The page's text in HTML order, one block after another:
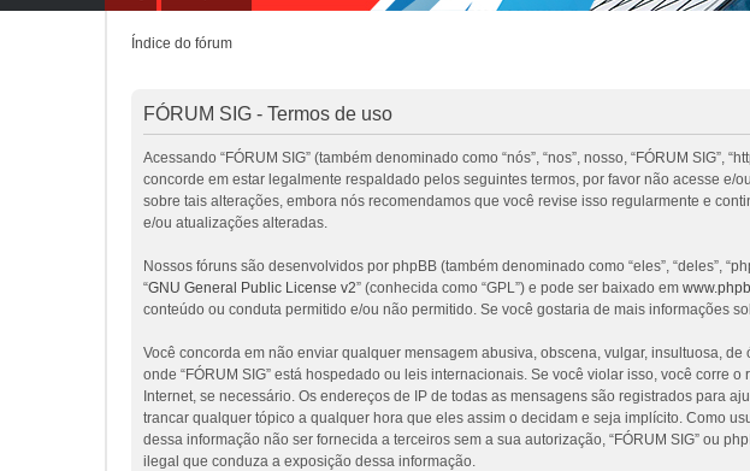
Índice do fórum
FÓRUM SIG - Termos de uso
Acessando “FÓRUM SIG” (também denominado como “nós”, “nos”, nosso, “FÓRUM
concorde em estar legalmente respaldado pelos seguintes termos, por favor não acesse e/
sobre tais alterações, embora nós recomendamos que você revise isso regularmente e
e/ou atualizações alteradas.
Nossos fóruns são desenvolvidos por phpBB (também denominado como “eles”, “deles”,
“GNU General Public License v2” (conhecida como “GPL”) e pode ser baixado em
conteúdo ou conduta permitido e/ou não permitido. Se você gostaria de mais informações
Você concorda em não enviar qualquer mensagem abusiva, obscena, vulgar, insultuosa,
onde “FÓRUM SIG” está hospedado ou leis internacionais. Se você violar isso, você
Internet, se necessário. Os endereços de IP de todas as mensagens são registrados para
trancar qualquer tópico a qualquer hora que eles assim o decidam e seja implícito. Como
dessa informação não ser fornecida a terceiros sem a sua autorização, “FÓRUM SIG” ou
ilegal que conduza a exposição dessa informação.